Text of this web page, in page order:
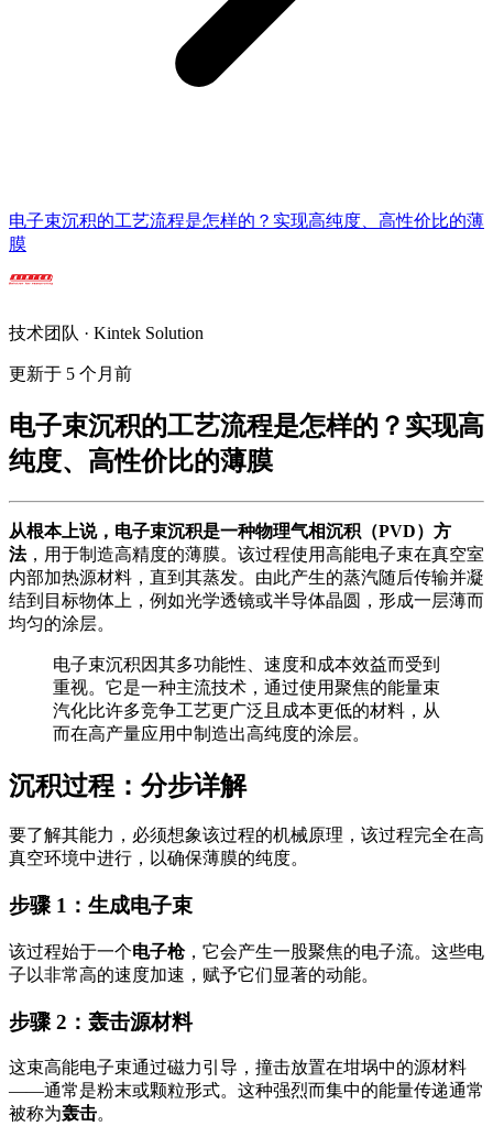
电子束沉积的工艺流程是怎样的？实现高纯度、高性价比的薄
膜
技术团队 · Kintek Solution
更新于 5 个月前
电子束沉积的工艺流程是怎样的？实现高
纯度、高性价比的薄膜
从根本上说，电子束沉积是一种物理气相沉积（PVD）方
法，用于制造高精度的薄膜。该过程使用高能电子束在真空室
内部加热源材料，直到其蒸发。由此产生的蒸汽随后传输并凝
结到目标物体上，例如光学透镜或半导体晶圆，形成一层薄而
均匀的涂层。
电子束沉积因其多功能性、速度和成本效益而受到
重视。它是一种主流技术，通过使用聚焦的能量束
汽化比许多竞争工艺更广泛且成本更低的材料，从
而在高产量应用中制造出高纯度的涂层。
沉积过程：分步详解
要了解其能力，必须想象该过程的机械原理，该过程完全在高
真空环境中进行，以确保薄膜的纯度。
步骤 1：生成电子束
该过程始于一个电子枪，它会产生一股聚焦的电子流。这些电
子以非常高的速度加速，赋予它们显著的动能。
步骤 2：轰击源材料
这束高能电子束通过磁力引导，撞击放置在坩埚中的源材料
——通常是粉末或颗粒形式。这种强烈而集中的能量传递通常
被称为轰击。